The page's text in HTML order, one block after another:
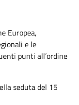
Europea,
e le
punti all’ordine
seduta del 15